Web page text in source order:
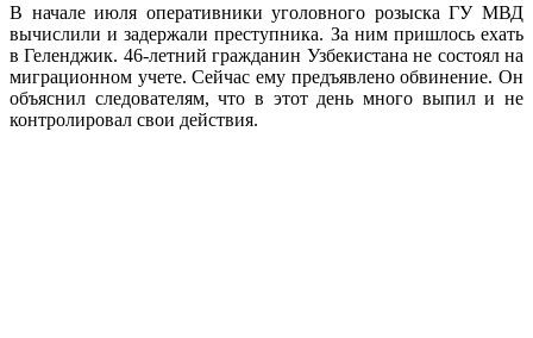
В начале июля оперативники уголовного розыска ГУ МВД
вычислили и задержали преступника. За ним пришлось ехать
в Геленджик. 46-летний гражданин Узбекистана не состоял на
миграционном учете. Сейчас ему предъявлено обвинение. Он
объяснил следователям, что в этот день много выпил и не
контролировал свои действия.